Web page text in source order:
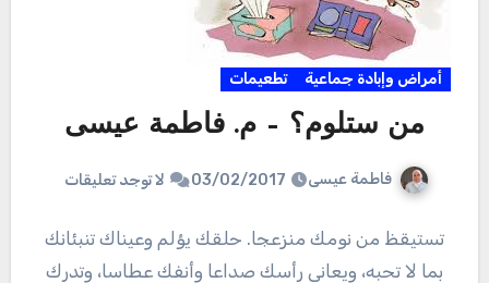
أمراض وإبادة جماعية تطعيمات
من ستلوم؟ – م. فاطمة عيسى
فاطمة عيسى 03/02/2017 لا توجد تعليقات
تستيقظ من نومك منزعجا. حلقك يؤلم وعيناك تنبئانك
بما لا تحبه، ويعاني رأسك صداعا وأنفك عطاسا، وتدرك